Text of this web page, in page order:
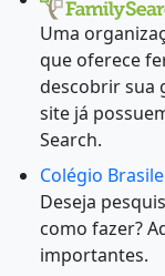
Uma
que oferece
descobrir sua
site já
Search.
Colégio
Deseja
como fazer?
importantes.